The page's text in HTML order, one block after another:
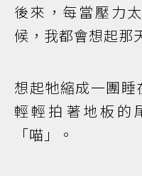
後來，每當壓力
候，我都會想起那
想起牠縮成一團
輕輕拍著地板的
「喵」。